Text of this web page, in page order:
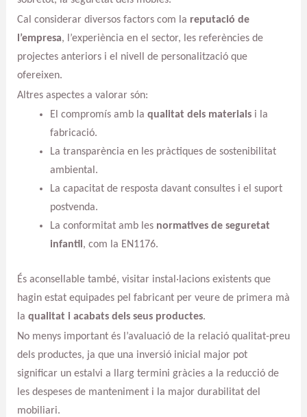
Cal considerar diversos factors com la reputació de
l’empresa, l’experiència en el sector, les referències de
projectes anteriors i el nivell de personalització que
ofereixen.
Altres aspectes a valorar són:
El compromís amb la qualitat dels materialsi la
fabricació.
La transparència en les pràctiques de sostenibilitat
ambiental.
La capacitat de resposta davant consultes i el suport
postvenda.
La conformitat amb les normatives de seguretat
infantil, com la EN1176.
És aconsellable també, visitar instal·lacions existents que
hagin estat equipades pel fabricant per veure de primera mà
la qualitat i acabats dels seus productes.
No menys important és l’avaluació de la relació qualitat-preu
dels productes, ja que una inversió inicial major pot
significar un estalvi a llarg termini gràcies a la reducció de
les despeses de manteniment i la major durabilitat del
mobiliari.